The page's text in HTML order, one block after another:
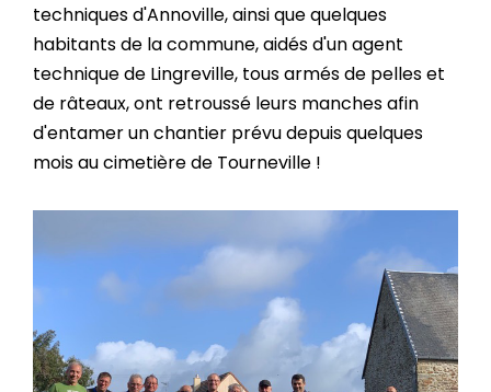
techniques d'Annoville, ainsi que quelques
habitants de la commune, aidés d'un agent
technique de Lingreville, tous armés de pelles et
de râteaux, ont retroussé leurs manches afin
d'entamer un chantier prévu depuis quelques
mois au cimetière de Tourneville !